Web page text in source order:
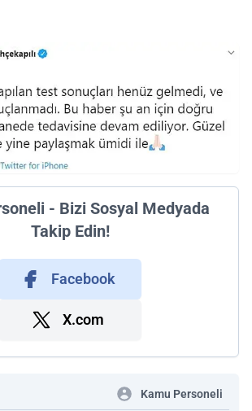
- Bizi Sosyal Medyada
Takip Edin!
Facebook
X.com
Kamu Personeli